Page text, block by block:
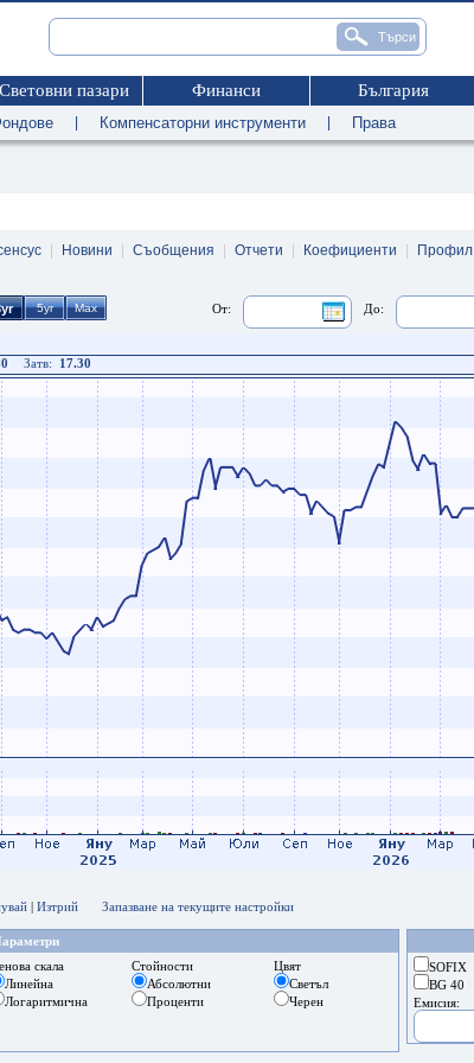
Световни пазари Финанси България
Компенсаторни инструменти Права
Новини Съобщения Отчети Коефициенти Профил
До:
От:
Затв: 17.30
| Изтрий Запазване на текущите настройки
SOFIX
BG 40
Емисия:
скала
Линейна
Логаритмична
Стойности
Абсолютни
Проценти
Цвят
Светъл
Черен